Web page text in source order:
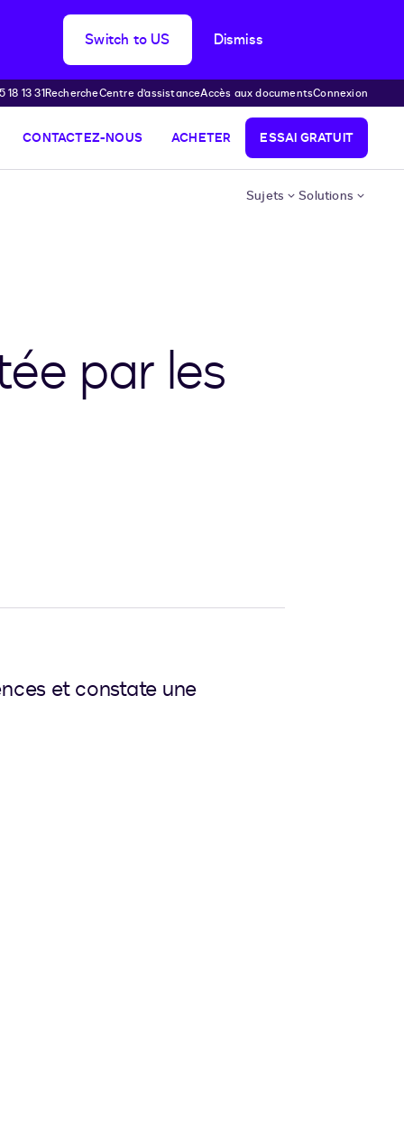
Switch to US Dismiss
13 31RechercheCentre d’assistanceAccès aux documentsConnexion
CONTACTEZ-NOUS ACHETER ESSAI GRATUIT
Sujets Solutions
par les
et constate une